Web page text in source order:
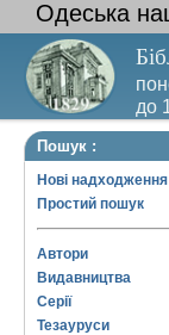
Одеська
до
Пошук :
Нові надходження
Простий пошук
Автори
Видавництва
Серії
Тезауруси